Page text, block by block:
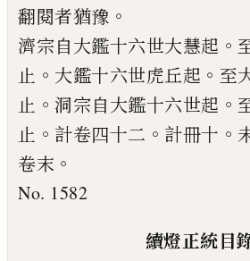
翻閱者猶豫 。
濟宗自大鑑十六世大慧起 。
止 。 大鑑十六世虎丘起 。 至
止 。 洞宗自大鑑十六世起 。
止 。 計卷四十二 。 計冊十 。
卷末 。
No. 1582
續燈正統目